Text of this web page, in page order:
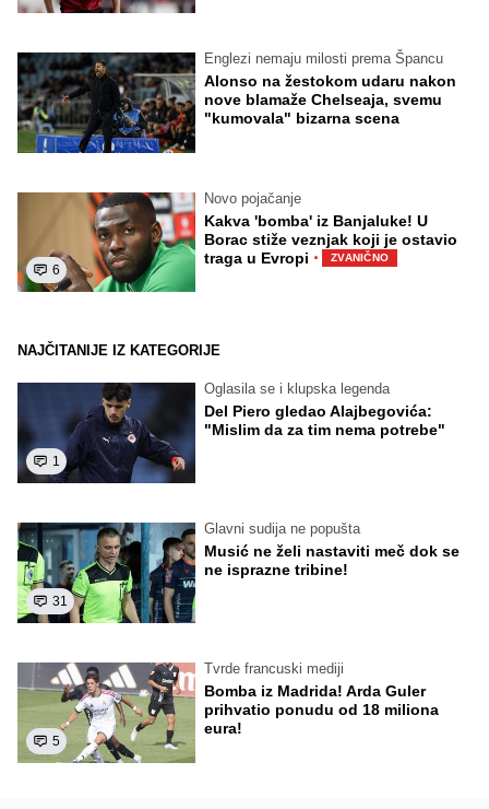
Englezi nemaju milosti prema Špancu
Alonso na žestokom udaru nakon
nove blamaže Chelseaja, svemu
"kumovala" bizarna scena
6
Novo pojačanje
Kakva 'bomba' iz Banjaluke! U
Borac stiže veznjak koji je ostavio
traga u Evropi · ZVANIČNO
NAJČITANIJE IZ KATEGORIJE
1
Oglasila se i klupska legenda
Del Piero gledao Alajbegovića:
"Mislim da za tim nema potrebe"
31
Glavni sudija ne popušta
Musić ne želi nastaviti meč dok se
ne isprazne tribine!
5
Tvrde francuski mediji
Bomba iz Madrida! Arda Guler
prihvatio ponudu od 18 miliona
eura!